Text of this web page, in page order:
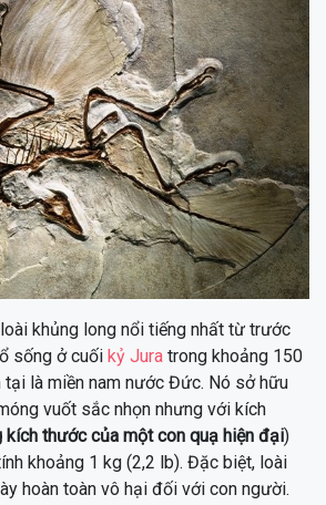
khủng long nổi tiếng nhất từ trước
sống ở cuối kỷ Jura trong khoảng 150
tại là miền nam nước Đức. Nó sở hữu
vuốt sắc nhọn nhưng với kích
kích thước của một con quạ hiện đại)
khoảng 1 kg (2,2 lb). Đặc biệt, loài
hoàn toàn vô hại đối với con người.